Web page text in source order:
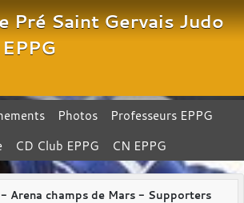
Pré Saint Gervais Judo
Photos
Professeurs EPPG
CD Club EPPG CN EPPG
Arena champs de Mars - Supporters
cookies